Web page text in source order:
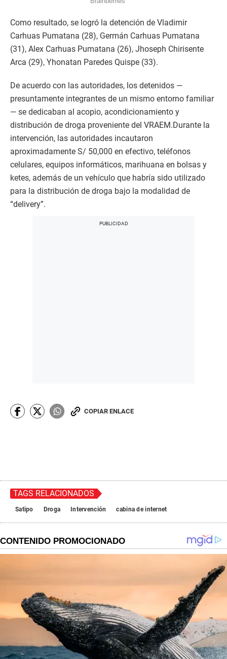
Como resultado, se logró la detención de Vladimir
Carhuas Pumatana (28), Germán Carhuas Pumatana
(31), Alex Carhuas Pumatana (26), Jhoseph Chirisente
Arca (29), Yhonatan Paredes Quispe (33).
De acuerdo con las autoridades, los detenidos —
presuntamente integrantes de un mismo entorno familiar
— se dedicaban al acopio, acondicionamiento y
distribución de droga proveniente del VRAEM.Durante la
intervención, las autoridades incautaron
aproximadamente S/ 50,000 en efectivo, teléfonos
celulares, equipos informáticos, marihuana en bolsas y
ketes, además de un vehículo que habría sido utilizado
para la distribución de droga bajo la modalidad de
“delivery”.
COPIAR ENLACE
TAGS RELACIONADOS
Satipo Droga Intervención cabina de internet